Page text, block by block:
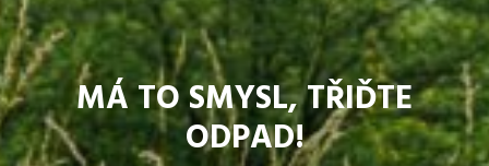
MÁ TO SMYSL, TŘIĎTE
ODPAD!